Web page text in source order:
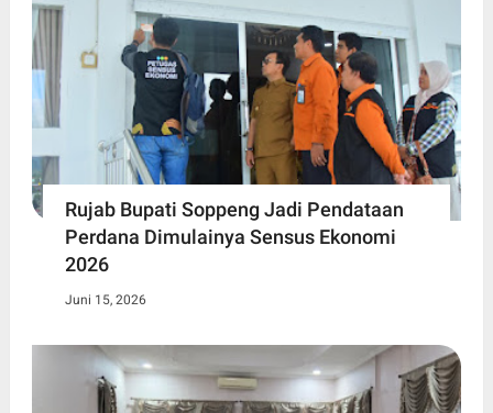
Rujab Bupati Soppeng Jadi Pendataan
Perdana Dimulainya Sensus Ekonomi
2026
Juni 15, 2026